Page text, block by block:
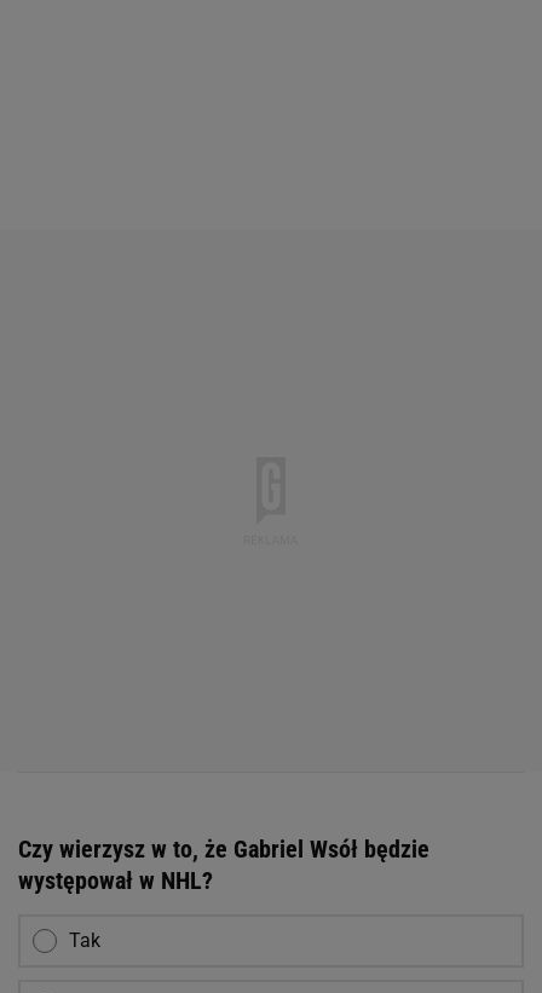
Czy wierzysz w to, że Gabriel Wsół będzie
występował w NHL?
Tak